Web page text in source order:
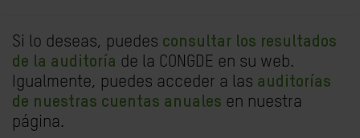
Si lo deseas, puedes consultar los resultados
de la auditoría de la CONGDE en su web.
Igualmente, puedes acceder a las auditorías
de nuestras cuentas anuales en nuestra
página.